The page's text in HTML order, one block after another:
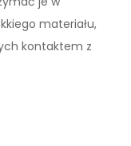
materiału,
kontaktem z